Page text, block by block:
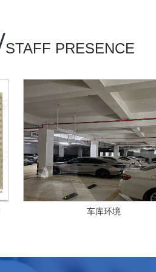
STAFF PRESENCE
车库环境